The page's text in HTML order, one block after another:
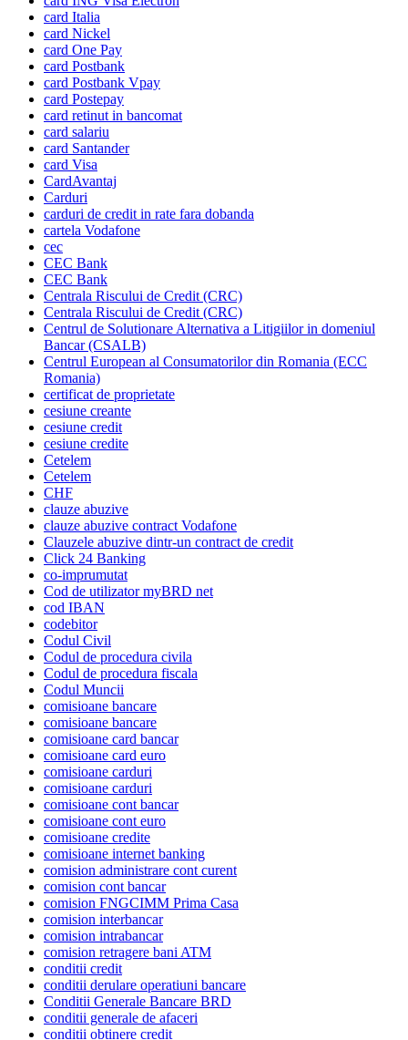
card Italia
card Nickel
card One Pay
card Postbank
card Postbank Vpay
card Postepay
card retinut in bancomat
card salariu
card Santander
card Visa
CardAvantaj
Carduri
carduri de credit in rate fara dobanda
cartela Vodafone
cec
CEC Bank
CEC Bank
Centrala Riscului de Credit (CRC)
Centrala Riscului de Credit (CRC)
Centrul de Solutionare Alternativa a Litigiilor in domeniul
Bancar (CSALB)
Centrul European al Consumatorilor din Romania (ECC
Romania)
certificat de proprietate
cesiune creante
cesiune credit
cesiune credite
Cetelem
Cetelem
CHF
clauze abuzive
clauze abuzive contract Vodafone
Clauzele abuzive dintr-un contract de credit
Click 24 Banking
co-imprumutat
Cod de utilizator myBRD net
cod IBAN
codebitor
Codul Civil
Codul de procedura civila
Codul de procedura fiscala
Codul Muncii
comisioane bancare
comisioane bancare
comisioane card bancar
comisioane card euro
comisioane carduri
comisioane carduri
comisioane cont bancar
comisioane cont euro
comisioane credite
comisioane internet banking
comision administrare cont curent
comision cont bancar
comision FNGCIMM Prima Casa
comision interbancar
comision intrabancar
comision retragere bani ATM
conditii credit
conditii derulare operatiuni bancare
Conditii Generale Bancare BRD
conditii generale de afaceri
conditii obtinere credit